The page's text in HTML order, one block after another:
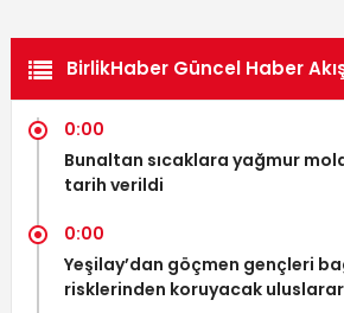
BirlikHaber Güncel Haber
0:00
Bunaltan sıcaklara yağmur
tarih verildi
0:00
Yeşilay’dan göçmen gençleri
risklerinden koruyacak